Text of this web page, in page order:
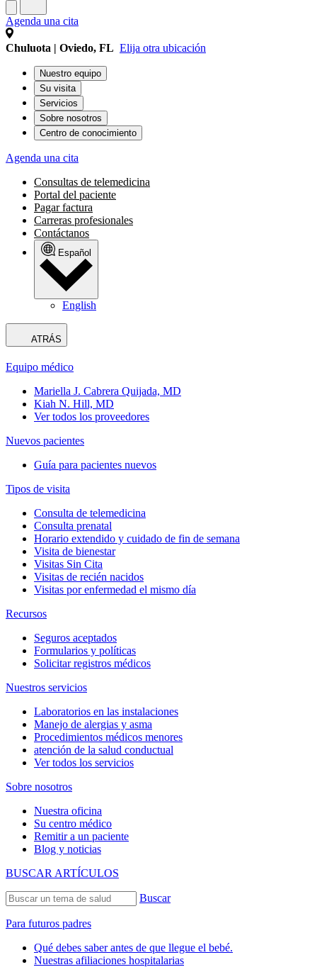
Agenda una cita
Chuluota | Oviedo, FL Elija otra ubicación
Nuestro equipo
Su visita
Servicios
Sobre nosotros
Centro de conocimiento
Agenda una cita
Consultas de telemedicina
Portal del paciente
Pagar factura
Carreras profesionales
Contáctanos
Español
English
ATRÁS
Equipo médico
Mariella J. Cabrera Quijada, MD
Kiah N. Hill, MD
Ver todos los proveedores
Nuevos pacientes
Guía para pacientes nuevos
Tipos de visita
Consulta de telemedicina
Consulta prenatal
Horario extendido y cuidado de fin de semana
Visita de bienestar
Visitas Sin Cita
Visitas de recién nacidos
Visitas por enfermedad el mismo día
Recursos
Seguros aceptados
Formularios y políticas
Solicitar registros médicos
Nuestros servicios
Laboratorios en las instalaciones
Manejo de alergias y asma
Procedimientos médicos menores
atención de la salud conductual
Ver todos los servicios
Sobre nosotros
Nuestra oficina
Su centro médico
Remitir a un paciente
Blog y noticias
BUSCAR ARTÍCULOS
Buscar
Para futuros padres
Qué debes saber antes de que llegue el bebé.
Nuestras afiliaciones hospitalarias